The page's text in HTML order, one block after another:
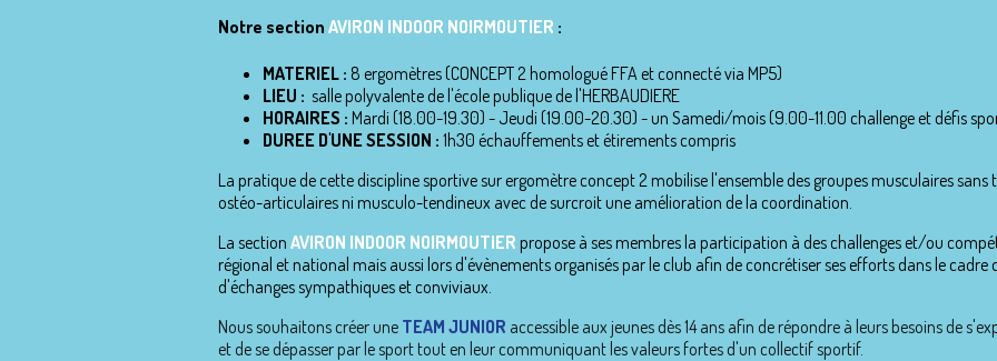
Notre section AVIRON INDOOR NOIRMOUTIER :
MATERIEL : 8 ergomètres (CONCEPT 2 homologué FFA et connecté via MP5)
LIEU : salle polyvalente de l'école publique de l'HERBAUDIERE
HORAIRES : Mardi (18.00-19.30) - Jeudi (19.00-20.30) - un Samedi/mois (9.00-11.00 challenge et défis
DUREE D'UNE SESSION : 1h30 échauffements et étirements compris
La pratique de cette discipline sportive sur ergomètre concept 2 mobilise l'ensemble des groupes musculaires
ostéo-articulaires ni musculo-tendineux avec de surcroit une amélioration de la coordination.
La section AVIRON INDOOR NOIRMOUTIER propose à ses membres la participation à des challenges et/ou
régional et national mais aussi lors d'évènements organisés par le club afin de concrétiser ses efforts dans le cadre
d'échanges sympathiques et conviviaux.
Nous souhaitons créer une TEAM JUNIOR accessible aux jeunes dès 14 ans afin de répondre à leurs besoins de
et de se dépasser par le sport tout en leur communiquant les valeurs fortes d'un collectif sportif.